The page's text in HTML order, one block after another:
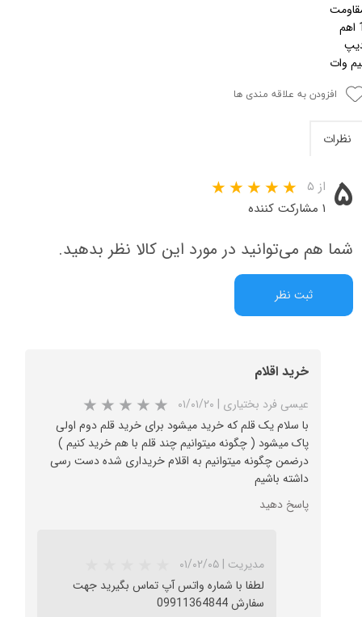
وات
افزودن به علاقه مندی ها
نظرات
۵ از ۵
★
۱ مشارکت کننده
شما هم می‌توانید در مورد این کالا نظر بدهید.
ثبت نظر
خرید اقلام
عیسی فرد بختیاری | ۰۱/۰۱/۲۰
با سلام یک قلم که خرید میشود برای خرید قلم دوم اولی
پاک میشود ( چگونه میتوانیم چند قلم با هم خرید کنیم )
درضمن چگونه میتوانیم به اقلام خریداری شده دست رسی
داشته باشیم
پاسخ دهید
مدیریت | ۰۱/۰۲/۰۵
لطفا با شماره واتس آپ تماس بگیرید جهت
سفارش 09911364844